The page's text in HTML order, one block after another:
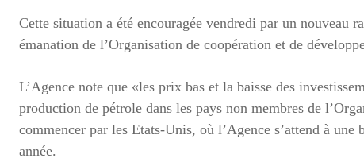
Cette situation a été encouragée vendredi par un nouveau
émanation de l’Organisation de coopération et de
L’Agence note que «les prix bas et la baisse des
production de pétrole dans les pays non membres de
commencer par les Etats-Unis, où l’Agence s’attend à
année.